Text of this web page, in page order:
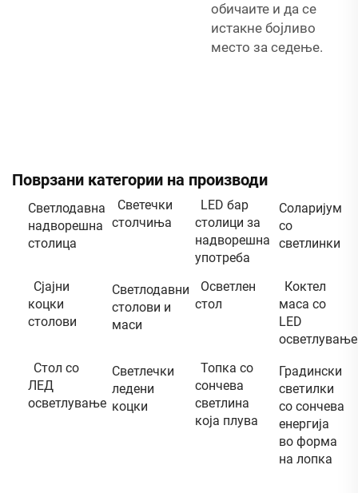
обичаите и да се
истакне бојливо
место за седење.
Поврзани категории на производи
Светлодавна
надворешна
столица
Светечки
столчиња
LED бар
столици за
надворешна
употреба
Соларијум
со
светлинки
Сјајни
коцки
столови
Светлодавни
столови и
маси
Осветлен
стол
Коктел
маса со
LED
осветлување
Стол со
ЛЕД
осветлување
Светлечки
ледени
коцки
Топка со
сончева
светлина
која плувa
Градински
светилки
со сончева
енергија
во форма
на лопка